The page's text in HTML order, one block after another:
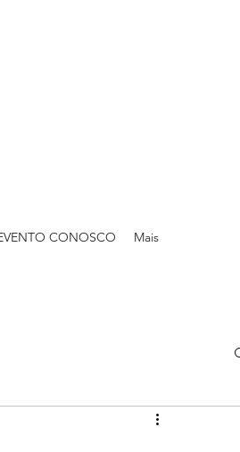
CONOSCO Mais